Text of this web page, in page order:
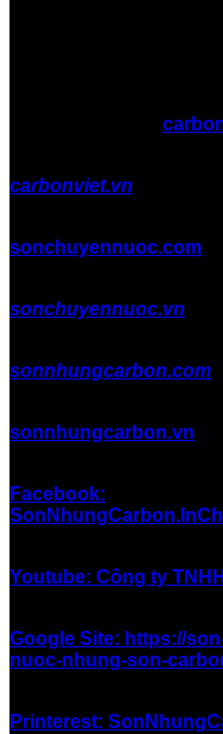
carbonviet.vn
sonchuyennuoc.com
sonchuyennuoc.vn
sonnhungcarbon.com
sonnhungcarbon.vn
Facebook:
Youtube: Công ty
Google Site: https://
nuoc-nhung-son-
Printerest: